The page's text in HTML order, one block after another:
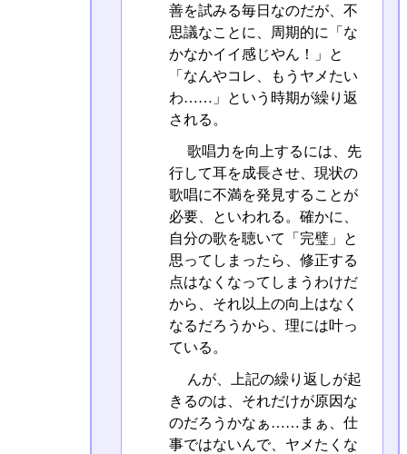
善を試みる毎日なのだが、不
思議なことに、周期的に「な
かなかイイ感じやん！」と
「なんやコレ、もうヤメたい
わ……」という時期が繰り返
される。
歌唱力を向上するには、先
行して耳を成長させ、現状の
歌唱に不満を発見することが
必要、といわれる。確かに、
自分の歌を聴いて「完璧」と
思ってしまったら、修正する
点はなくなってしまうわけだ
から、それ以上の向上はなく
なるだろうから、理には叶っ
ている。
んが、上記の繰り返しが起
きるのは、それだけが原因な
のだろうかなぁ……まぁ、仕
事ではないんで、ヤメたくな